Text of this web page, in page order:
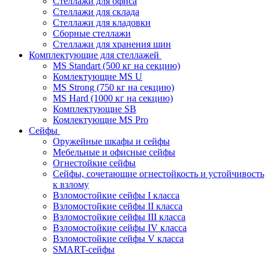
Стеллажи для склада
Стеллажи для кладовки
Сборные стеллажи
Стеллажи для хранения шин
Комплектующие для стеллажей
MS Standart (500 кг на секцию)
Комлектующие MS U
MS Strong (750 кг на секцию)
MS Hard (1000 кг на секцию)
Комплектующие SB
Комлектующие MS Pro
Сейфы
Оружейные шкафы и сейфы
Мебельные и офисные сейфы
Огнестойкие сейфы
Сейфы, сочетающие огнестойкость и устойчивость
к взлому
Взломостойкие сейфы I класса
Взломостойкие сейфы II класса
Взломостойкие сейфы III класса
Взломостойкие сейфы IV класса
Взломостойкие сейфы V класса
SMART-сейфы